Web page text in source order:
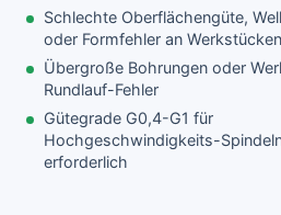
Schlechte Oberflächengüte,
oder Formfehler an Werkstücken
Übergroße Bohrungen oder
Rundlauf-Fehler
Gütegrade G0,4-G1 für
Hochgeschwindigkeits-
erforderlich